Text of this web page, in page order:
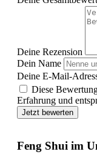
Deine Rezension
Dein Name
Deine E-Mail-
Diese
Erfahrung und
Jetzt bewerten
Feng Shui im